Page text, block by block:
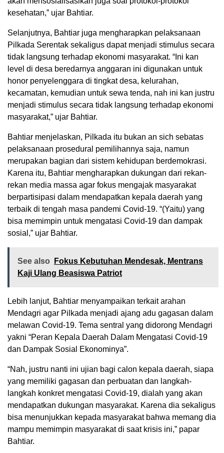
kesehatan,” ujar Bahtiar.
Selanjutnya, Bahtiar juga mengharapkan pelaksanaan
Pilkada Serentak sekaligus dapat menjadi stimulus secara
tidak langsung terhadap ekonomi masyarakat. “Ini kan
level di desa beredarnya anggaran ini digunakan untuk
honor penyelenggara di tingkat desa, kelurahan,
kecamatan, kemudian untuk sewa tenda, nah ini kan justru
menjadi stimulus secara tidak langsung terhadap ekonomi
masyarakat,” ujar Bahtiar.
Bahtiar menjelaskan, Pilkada itu bukan an sich sebatas
pelaksanaan prosedural pemilihannya saja, namun
merupakan bagian dari sistem kehidupan berdemokrasi.
Karena itu, Bahtiar mengharapkan dukungan dari rekan-
rekan media massa agar fokus mengajak masyarakat
berpartisipasi dalam mendapatkan kepala daerah yang
terbaik di tengah masa pandemi Covid-19. “(Yaitu) yang
bisa memimpin untuk mengatasi Covid-19 dan dampak
sosial,” ujar Bahtiar.
See also
Fokus Kebutuhan Mendesak, Mentrans
Kaji Ulang Beasiswa Patriot
Lebih lanjut, Bahtiar menyampaikan terkait arahan
Mendagri agar Pilkada menjadi ajang adu gagasan dalam
melawan Covid-19. Tema sentral yang didorong Mendagri
yakni “Peran Kepala Daerah Dalam Mengatasi Covid-19
dan Dampak Sosial Ekonominya”.
“Nah, justru nanti ini ujian bagi calon kepala daerah, siapa
yang memiliki gagasan dan perbuatan dan langkah-
langkah konkret mengatasi Covid-19, dialah yang akan
mendapatkan dukungan masyarakat. Karena dia sekaligus
bisa menunjukkan kepada masyarakat bahwa memang dia
mampu memimpin masyarakat di saat krisis ini,” papar
Bahtiar.